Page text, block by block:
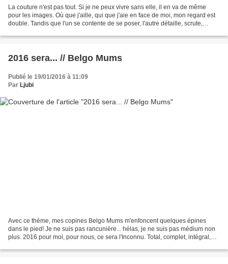
La couture n'est pas tout. Si je ne peux vivre sans elle, il en va de même
pour les images. Où que j'aille, qui que j'aie en face de moi, mon regard est
double. Tandis que l'un se contente de se poser, l'autre détaille, scrute,
2016 sera... // Belgo Mums
Publié le 19/01/2016 à 11:09
Par Ljubi
Avec ce thème, mes copines Belgo Mums m'enfoncent quelques épines
dans le pied! Je ne suis pas rancunière... hélas, je ne suis pas médium non
plus. 2016 pour moi, pour nous, ce sera l'Inconnu. Total, complet, intégral,